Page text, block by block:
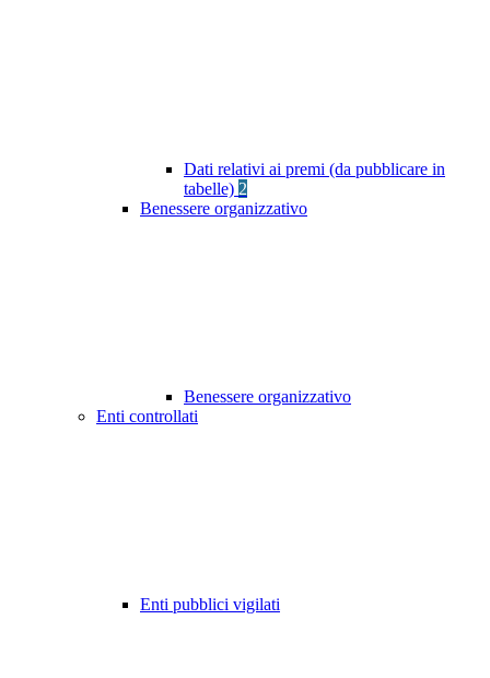
Dati relativi ai premi (da pubblicare in
tabelle) 2
Benessere organizzativo
Benessere organizzativo
Enti controllati
Enti pubblici vigilati